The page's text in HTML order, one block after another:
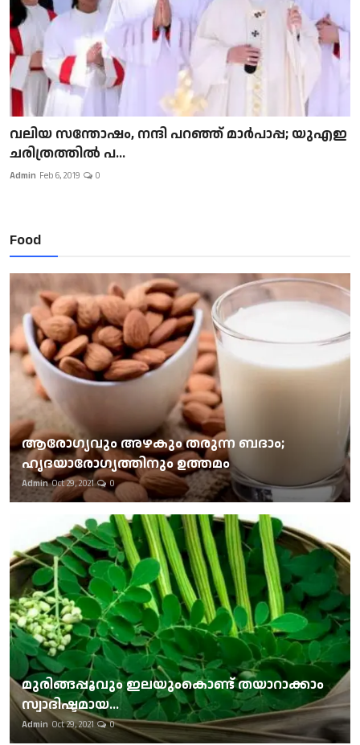
വലിയ സന്തോഷം, നന്ദി പറഞ്ഞ് മാർപാപ്പ; യുഎഇ
ചരിത്രത്തിൽ പ...
Admin Feb 6, 2019 0
Food
ആരോഗ്യവും അഴകും തരുന്ന ബദാം;
ഹൃദയാരോഗ്യത്തിനും ഉത്തമം
Admin Oct 29, 2021 0
മുരിങ്ങപ്പൂവും ഇലയുംകൊണ്ട് തയാറാക്കാം
സ്വാദിഷ്ടമായ...
Admin Oct 29, 2021 0